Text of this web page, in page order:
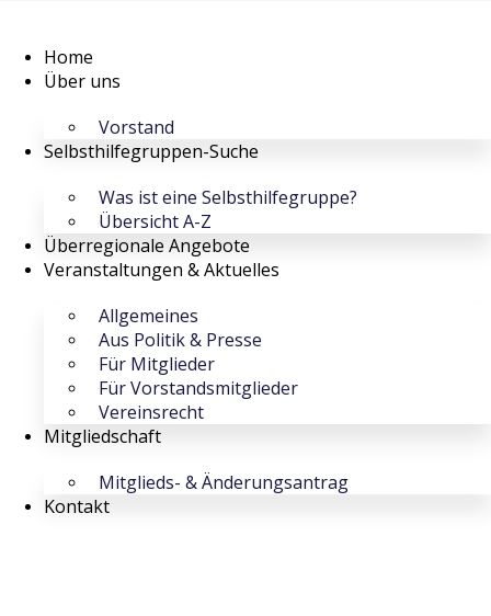
Home
Über uns
Vorstand
Selbsthilfegruppen-Suche
Was ist eine Selbsthilfegruppe?
Übersicht A-Z
Überregionale Angebote
Veranstaltungen & Aktuelles
Allgemeines
Aus Politik & Presse
Für Mitglieder
Für Vorstandsmitglieder
Vereinsrecht
Mitgliedschaft
Mitglieds- & Änderungsantrag
Kontakt